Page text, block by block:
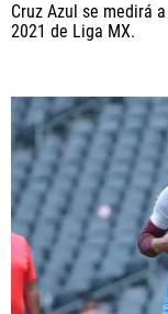
Cruz Azul se medirá
2021 de Liga MX.